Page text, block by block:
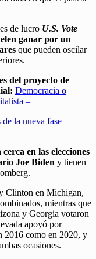
de lucro U.S. Vote
ganar por un
que pueden oscilar
del proyecto de
Democracia o
–
la nueva fase
en las elecciones
Joe Biden y tienen
Clinton en Michigan,
mientras que
y Georgia votaron
apoyó por
2016 como en 2020, y
ocasiones.